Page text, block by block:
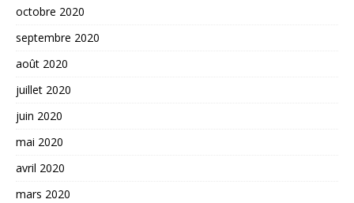
octobre 2020
septembre 2020
août 2020
juillet 2020
juin 2020
mai 2020
avril 2020
mars 2020